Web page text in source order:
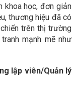
khoa học, đơn giản
thương hiệu đã có
trên thị trường
mạnh mẽ như
lập viên/Quản lý